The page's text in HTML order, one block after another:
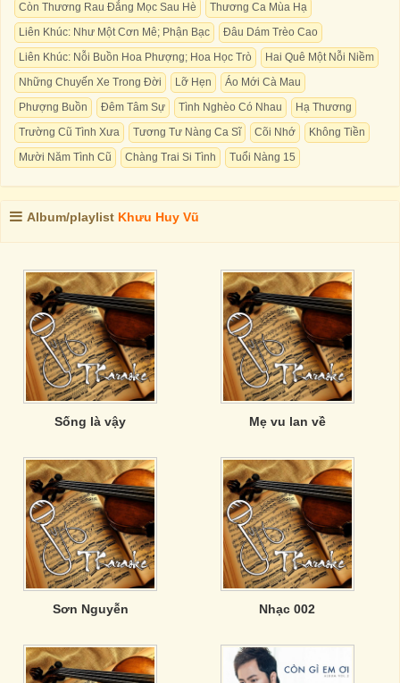
Còn Thương Rau Đắng Mọc Sau Hè
Thương Ca Mùa Hạ
Liên Khúc: Như Một Cơn Mê; Phận Bạc
Đâu Dám Trèo Cao
Liên Khúc: Nỗi Buồn Hoa Phượng; Hoa Học Trò
Hai Quê Một Nỗi Niềm
Những Chuyến Xe Trong Đời
Lỡ Hẹn
Áo Mới Cà Mau
Phượng Buồn
Đêm Tâm Sự Tình Nghèo Có Nhau
Hạ Thương
Trường Cũ Tình Xưa
Tương Tư Nàng Ca Sĩ Cõi Nhớ
Không Tiền
Mười Năm Tình Cũ
Chàng Trai Si Tình Tuổi Nàng 15
Album/playlist Khưu Huy Vũ
Sống là vậy Mẹ vu lan về
Sơn Nguyễn Nhạc 002